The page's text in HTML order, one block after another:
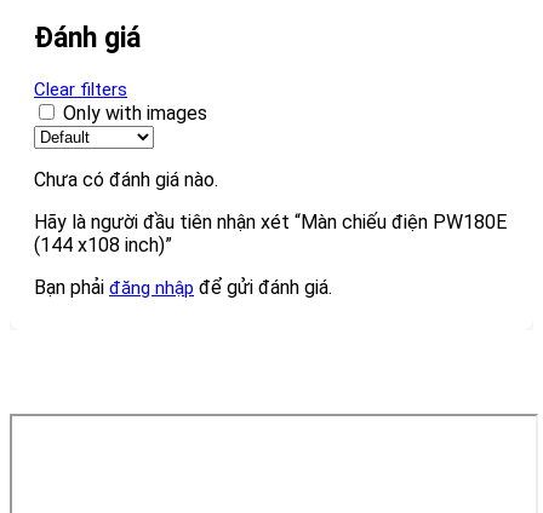
Đánh giá
Clear filters
Only with images
Chưa có đánh giá nào.
Hãy là người đầu tiên nhận xét “Màn chiếu điện PW180E
(144 x108 inch)”
Bạn phải đăng nhập để gửi đánh giá.